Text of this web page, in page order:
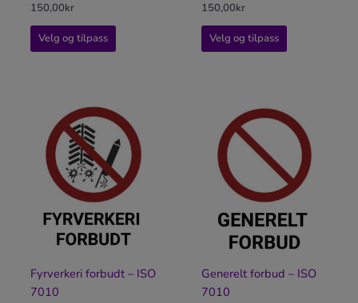
150,00kr
Velg og tilpass
150,00kr
Velg og tilpass
Fyrverkeri forbudt – ISO
7010
Generelt forbud – ISO
7010